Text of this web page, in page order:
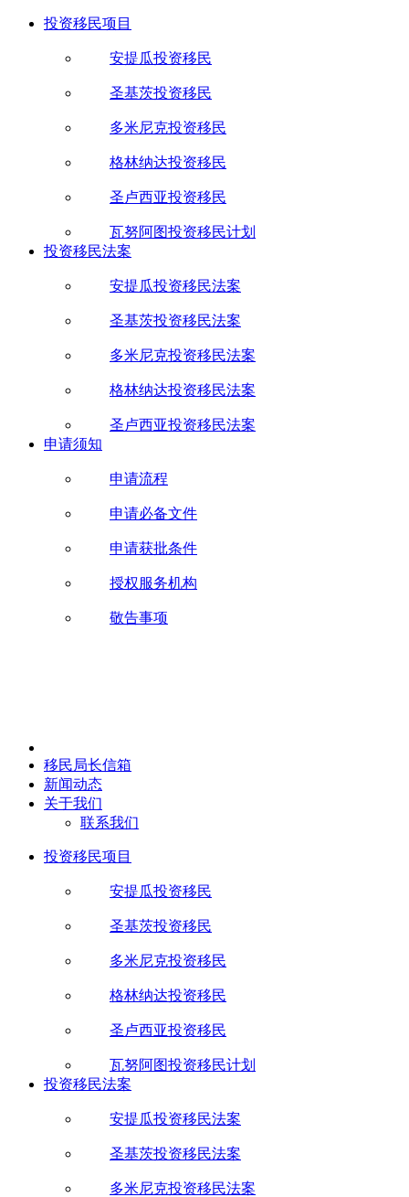
投资移民项目
安提瓜投资移民
圣基茨投资移民
多米尼克投资移民
格林纳达投资移民
圣卢西亚投资移民
瓦努阿图投资移民计划
投资移民法案
安提瓜投资移民法案
圣基茨投资移民法案
多米尼克投资移民法案
格林纳达投资移民法案
圣卢西亚投资移民法案
申请须知
申请流程
申请必备文件
申请获批条件
授权服务机构
敬告事项
移民局长信箱
新闻动态
关于我们
联系我们
投资移民项目
安提瓜投资移民
圣基茨投资移民
多米尼克投资移民
格林纳达投资移民
圣卢西亚投资移民
瓦努阿图投资移民计划
投资移民法案
安提瓜投资移民法案
圣基茨投资移民法案
多米尼克投资移民法案